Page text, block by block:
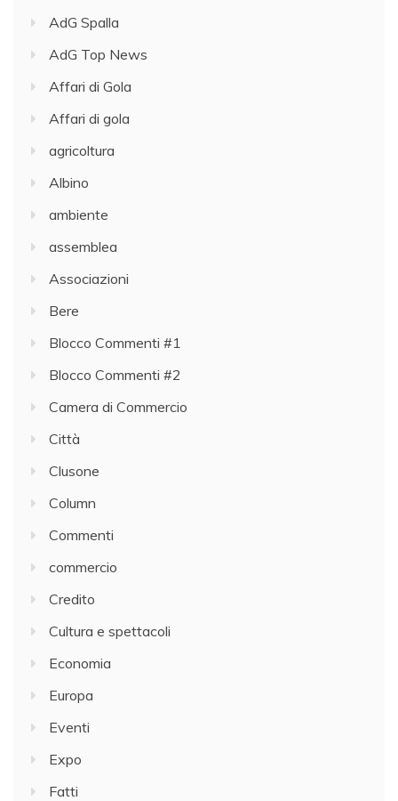
AdG Spalla
AdG Top News
Affari di Gola
Affari di gola
agricoltura
Albino
ambiente
assemblea
Associazioni
Bere
Blocco Commenti #1
Blocco Commenti #2
Camera di Commercio
Città
Clusone
Column
Commenti
commercio
Credito
Cultura e spettacoli
Economia
Europa
Eventi
Expo
Fatti